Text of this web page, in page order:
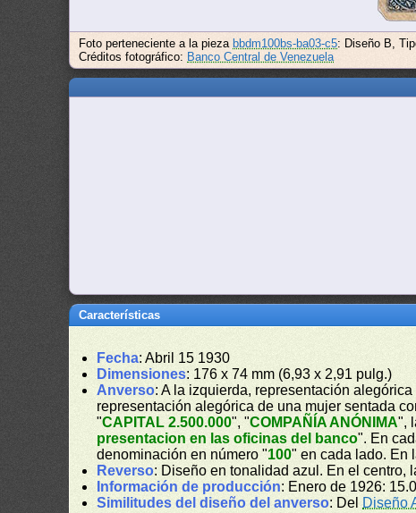
Foto perteneciente a la pieza bbdm100bs-ba03-c5: Diseño B,
Créditos fotográfico: Banco Central de Venezuela
Características
Fecha: Abril 15 1930
Dimensiones: 176 x 74 mm (6,93 x 2,91 pulg.)
Anverso: A la izquierda, representación
representación alegórica de una mujer sentada
"CAPITAL 2.500.000", "COMPAÑÍA ANÓNIMA",
presentacion en las oficinas del banco". En
denominación en número "100" en cada lado. En
Reverso: Diseño en tonalidad azul. En el centro,
Información de producción: Enero de 1926:
Similitudes del diseño del anverso: Del Diseño